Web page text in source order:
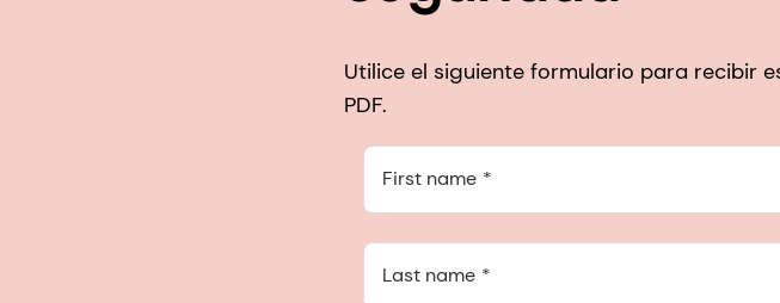
Utilice el siguiente formulario para recibir
PDF.
First name
Last name